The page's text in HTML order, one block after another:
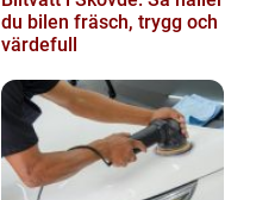
du bilen fräsch, trygg och
värdefull